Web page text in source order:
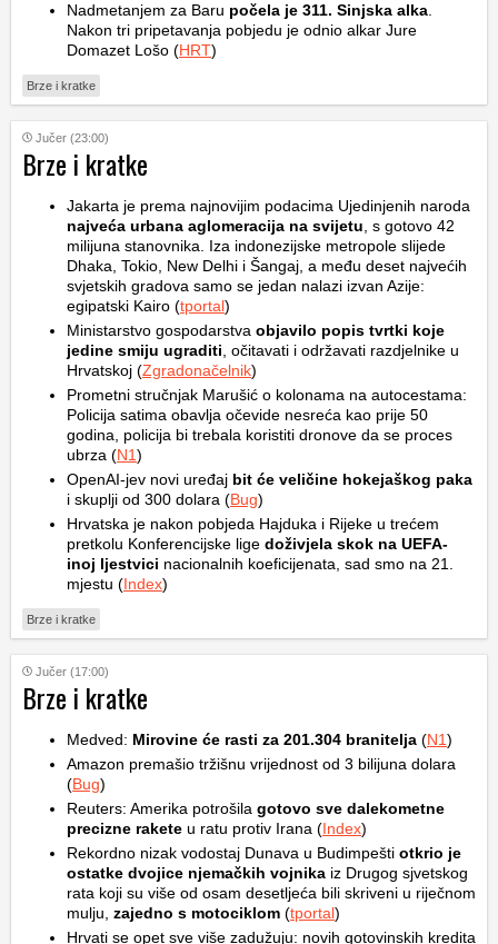
Nadmetanjem za Baru počela je 311. Sinjska alka
Nakon tri pripetavanja pobjedu je odnio alkar Jure
Domazet Lošo (HRT)
Brze i kratke
Jučer (23:00)
Brze i kratke
Jakarta je prema najnovijim podacima Ujedinjenih naroda
najveća urbana aglomeracija na svijetu , s gotovo 42
milijuna stanovnika. Iza indonezijske metropole slijede
Dhaka, Tokio, New Delhi i Šangaj, a među deset najvećih
svjetskih gradova samo se jedan nalazi izvan Azije:
egipatski Kairo (tportal)
Ministarstvo gospodarstva objavilo popis tvrtki koje
jedine smiju ugraditi , očitavati i održavati razdjelnike u
Hrvatskoj (Zgradonačelnik)
Prometni stručnjak Marušić o kolonama na autocestama:
Policija satima obavlja očevide nesreća kao prije 50
godina, policija bi trebala koristiti dronove da se proces
ubrza (N1)
OpenAI-jev novi uređaj bit će veličine hokejaškog paka
i skuplji od 300 dolara (Bug)
Hrvatska je nakon pobjeda Hajduka i Rijeke u trećem
pretkolu Konferencijske lige doživjela skok na UEFA-
inoj ljestvici nacionalnih koeficijenata, sad smo na 21.
mjestu (Index)
Brze i kratke
Jučer (17:00)
Brze i kratke
Medved: Mirovine će rasti za 201.304 branitelja (N1)
Amazon premašio tržišnu vrijednost od 3 bilijuna dolara
(Bug)
Reuters: Amerika potrošila gotovo sve dalekometne
precizne rakete u ratu protiv Irana (Index)
Rekordno nizak vodostaj Dunava u Budimpešti otkrio je
ostatke dvojice njemačkih vojnika iz Drugog sjvetskog
rata koji su više od osam desetljeća bili skriveni u riječnom
mulju, zajedno s motociklom (tportal)
Hrvati se opet sve više zadužuju: novih gotovinskih kredita